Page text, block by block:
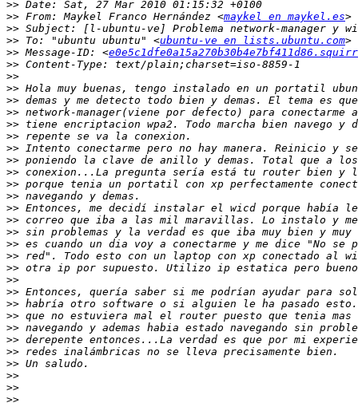
>>
>> From: Maykel Franco Hernández <maykel en maykel.es
>>
>> To: "ubuntu ubuntu" <ubuntu-ve en lists.ubuntu.com
>> Message-ID: <
>>
>>
>>
>>
>>
>>
>>
>>
>>
>>
>>
>>
>>
>>
>>
>>
>>
>>
>>
>>
>>
>>
>>
>>
>>
>>
>>
>>
>>